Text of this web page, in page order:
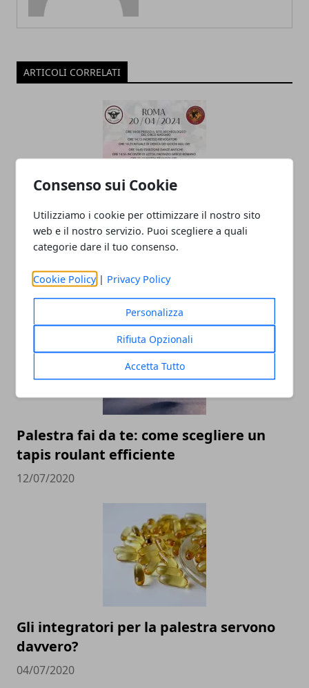
Consenso sui Cookie
Utilizziamo i cookie per ottimizzare il nostro sito
web e il nostro servizio. Puoi scegliere a quali
categorie dare il tuo consenso.
Cookie Policy | Privacy Policy
Personalizza
Rifiuta Opzionali
Accetta Tutto
ARTICOLI CORRELATI
La Lega Harpastum Calcio Antico
parteciperà alla manifestazione "Natale
15/04/2024
Palestra fai da te: come scegliere un
tapis roulant efficiente
12/07/2020
Gli integratori per la palestra servono
davvero?
04/07/2020